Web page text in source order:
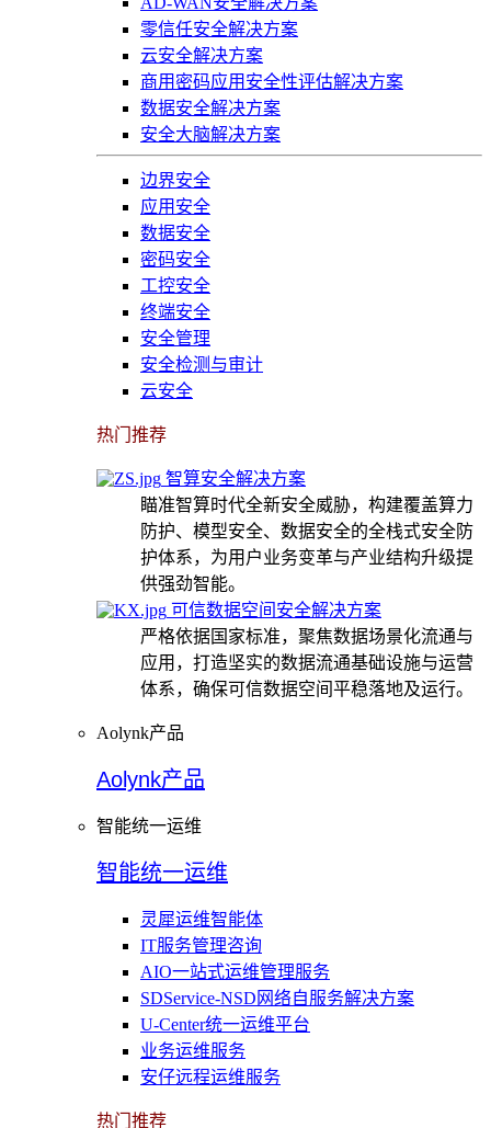
零信任安全解决方案
云安全解决方案
商用密码应用安全性评估解决方案
数据安全解决方案
安全大脑解决方案
边界安全
应用安全
数据安全
密码安全
工控安全
终端安全
安全管理
安全检测与审计
云安全
热门推荐
智算安全解决方案
瞄准智算时代全新安全威胁，构建覆盖算力
防护、模型安全、数据安全的全栈式安全防
护体系，为用户业务变革与产业结构升级提
供强劲智能。
可信数据空间安全解决方案
严格依据国家标准，聚焦数据场景化流通与
应用，打造坚实的数据流通基础设施与运营
体系，确保可信数据空间平稳落地及运行。
Aolynk产品
Aolynk产品
智能统一运维
智能统一运维
灵犀运维智能体
IT服务管理咨询
AIO一站式运维管理服务
SDService-NSD网络自服务解决方案
U-Center统一运维平台
业务运维服务
安仔远程运维服务
热门推荐